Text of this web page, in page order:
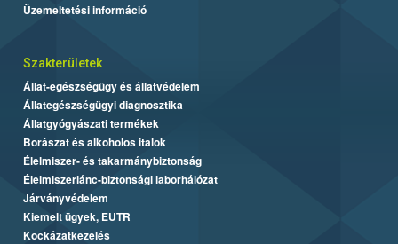
Üzemeltetési információ
Szakterületek
Állat-egészségügy és állatvédelem
Állategészségügyi diagnosztika
Állatgyógyászati termékek
Borászat és alkoholos italok
Élelmiszer- és takarmánybiztonság
Élelmiszerlánc-biztonsági laborhálózat
Járványvédelem
Kiemelt ügyek, EUTR
Kockázatkezelés